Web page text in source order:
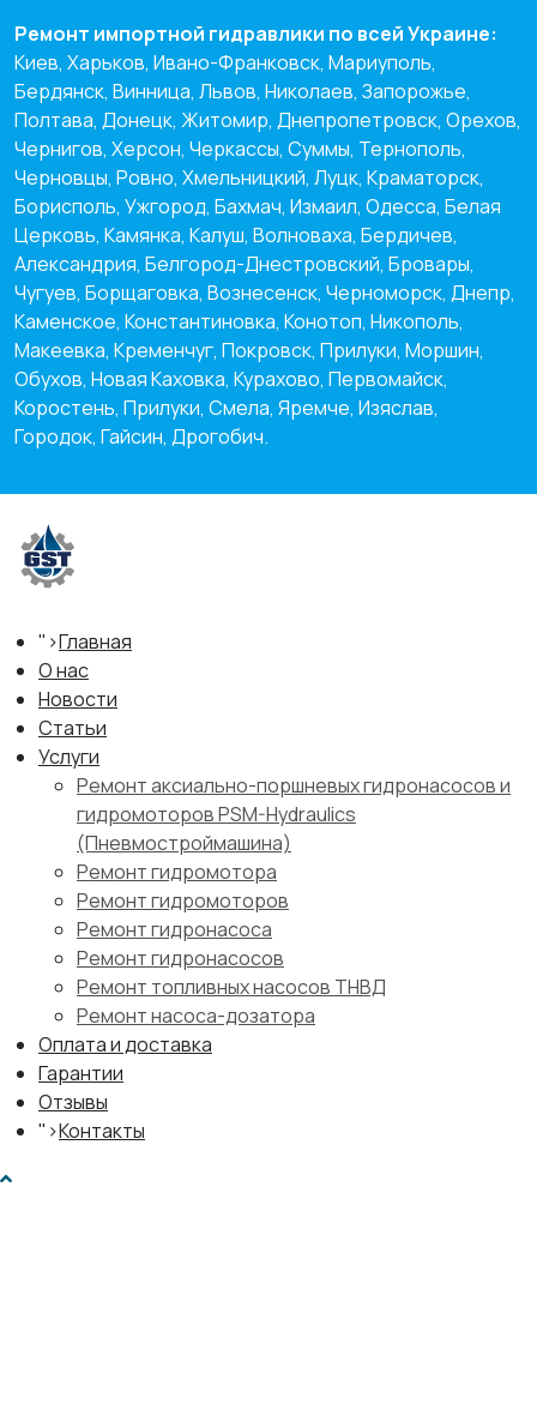
Ремонт импортной гидравлики по всей Украине:
Киев, Харьков, Ивано-Франковск, Мариуполь,
Бердянск, Винница, Львов, Николаев, Запорожье,
Полтава, Донецк, Житомир, Днепропетровск, Орехов,
Чернигов, Херсон, Черкассы, Суммы, Тернополь,
Черновцы, Ровно, Хмельницкий, Луцк, Краматорск,
Борисполь, Ужгород, Бахмач, Измаил, Одесса, Белая
Церковь, Камянка, Калуш, Волноваха, Бердичев,
Александрия, Белгород-Днестровский, Бровары,
Чугуев, Борщаговка, Вознесенск, Черноморск, Днепр,
Каменское, Константиновка, Конотоп, Никополь,
Макеевка, Кременчуг, Покровск, Прилуки, Моршин,
Обухов, Новая Каховка, Курахово, Первомайск,
Коростень, Прилуки, Смела, Яремче, Изяслав,
Городок, Гайсин, Дрогобич.
">Главная
О нас
Новости
Статьи
Услуги
Ремонт аксиально-поршневых гидронасосов и
гидромоторов PSM-Hydraulics
(Пневмостроймашина)
Ремонт гидромотора
Ремонт гидромоторов
Ремонт гидронасоса
Ремонт гидронасосов
Ремонт топливных насосов ТНВД
Ремонт насоса-дозатора
Оплата и доставка
Гарантии
Отзывы
">Контакты